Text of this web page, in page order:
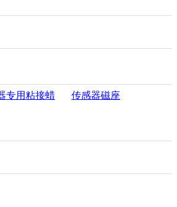
专用粘接蜡 传感器磁座